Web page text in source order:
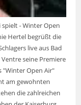
- Winter Open
Hertel begrüßt die
live aus Bad
seine Premiere
"Winter Open Air"
am gewohnten
die zahlreichen